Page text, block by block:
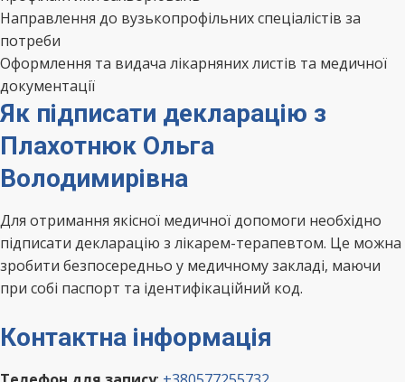
Направлення до вузькопрофільних спеціалістів за
потреби
Оформлення та видача лікарняних листів та медичної
документації
Як підписати декларацію з
Плахотнюк Ольга
Володимирівна
Для отримання якісної медичної допомоги необхідно
підписати декларацію з лікарем-терапевтом. Це можна
зробити безпосередньо у медичному закладі, маючи
при собі паспорт та ідентифікаційний код.
Контактна інформація